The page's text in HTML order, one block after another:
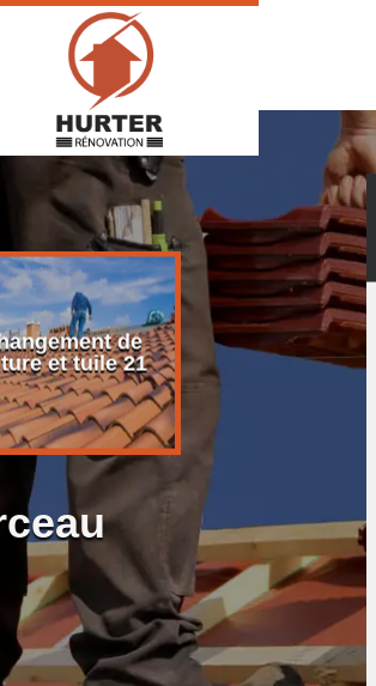
de
et tuile 21
Rénovation de
toiture 21